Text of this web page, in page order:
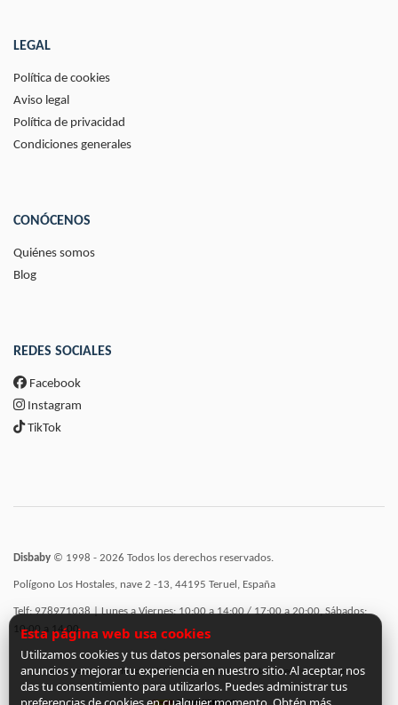
LEGAL
Política de cookies
Aviso legal
Política de privacidad
Condiciones generales
CONÓCENOS
Quiénes somos
Blog
REDES SOCIALES
Facebook
Instagram
TikTok
Disbaby © 1998 - 2026 Todos los derechos reservados.
Polígono Los Hostales, nave 2 -13, 44195 Teruel, España
Telf: 978971038 | Lunes a Viernes: 10:00 a 14:00 / 17:00 a 20:00, Sábados:
10:00 a 14:00
Incorporación de funcionalidades semánticas a la web subvencionadas por:
Esta página web usa cookies
Utilizamos cookies y tus datos personales para personalizar
anuncios y mejorar tu experiencia en nuestro sitio. Al aceptar, nos
das tu consentimiento para utilizarlos. Puedes administrar tus